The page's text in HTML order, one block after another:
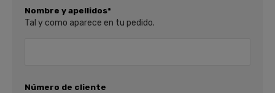
Nombre y apellidos*
Tal y como aparece en tu pedido.
Número de cliente